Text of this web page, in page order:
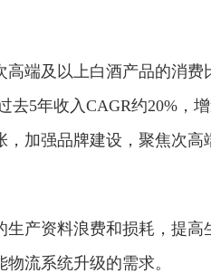
端及以上白酒产品的消费
去5年收入CAGR约20%，
加强品牌建设，聚焦次
产资料浪费和损耗，提
流系统升级的需求。